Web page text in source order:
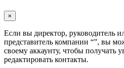
×
Если вы директор, руководитель
представитель компании “”, вы
своему аккаунту, чтобы получать
редактировать контакты.